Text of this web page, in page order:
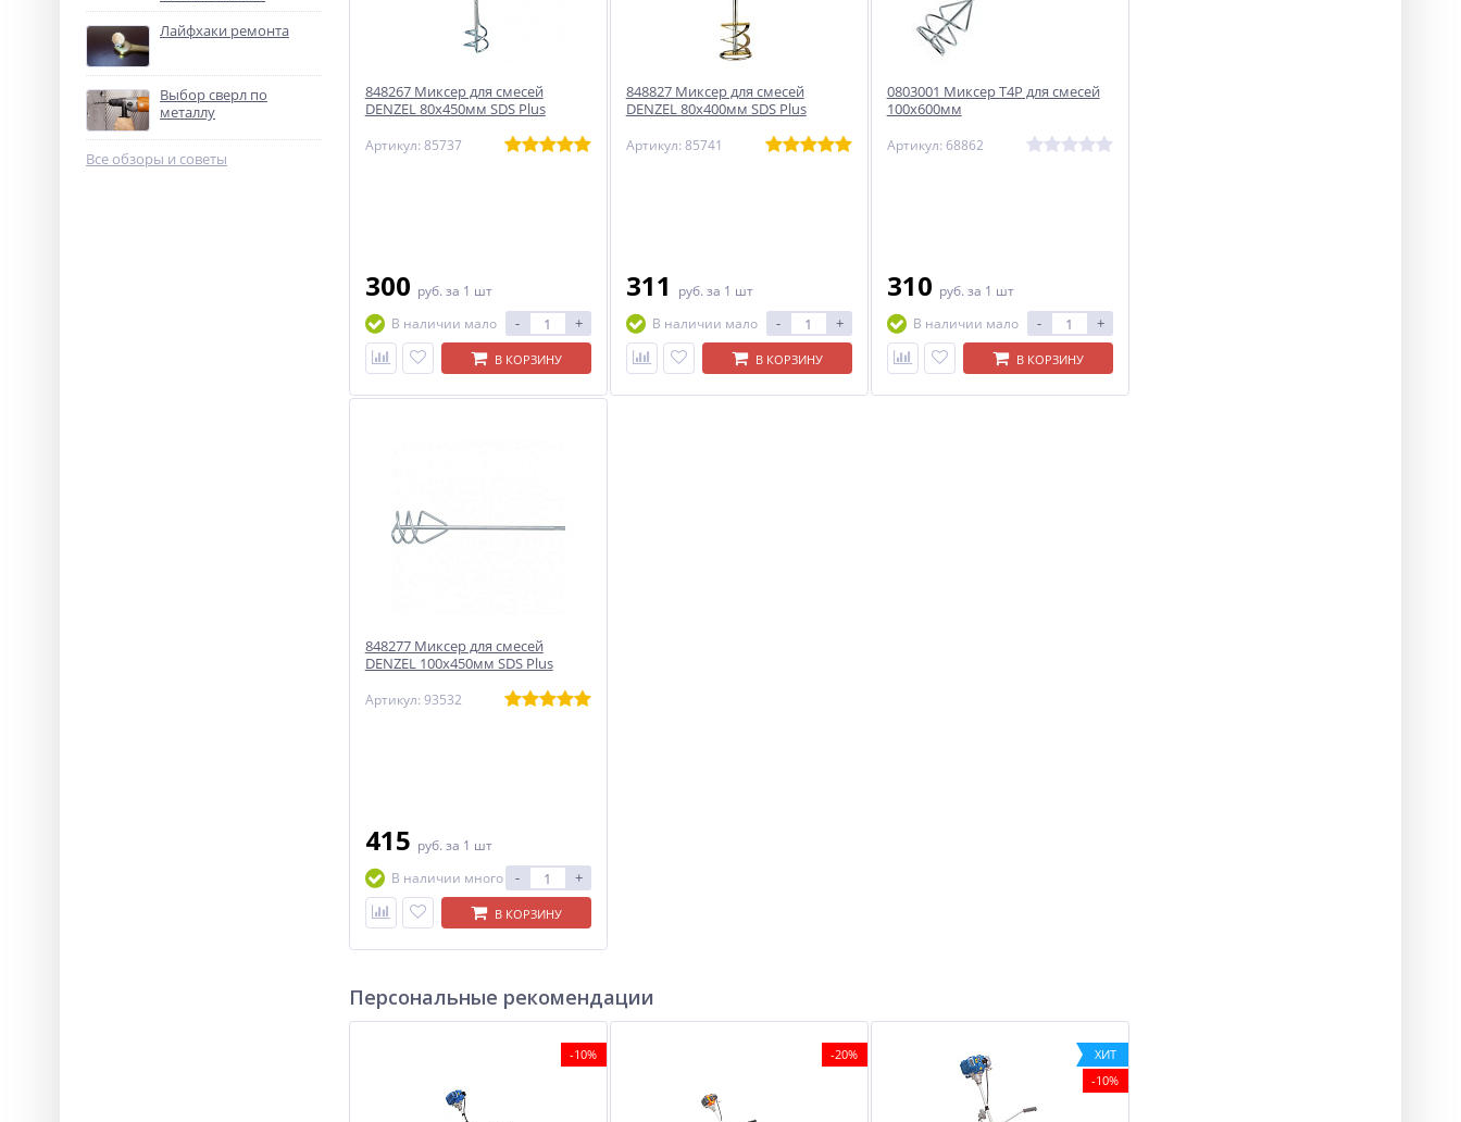
Лайфхаки ремонта
Выбор сверл по
металлу
Все обзоры и советы
848267 Миксер для смесей
DENZEL 80х450мм SDS Plus
Артикул: 85737
300 руб. за 1 шт
В наличии мало
- +
В КОРЗИНУ
848827 Миксер для смесей
DENZEL 80х400мм SDS Plus
Артикул: 85741
311 руб. за 1 шт
В наличии мало
- +
В КОРЗИНУ
0803001 Миксер T4P для смесей
100х600мм
Артикул: 68862
310 руб. за 1 шт
В наличии мало
- +
В КОРЗИНУ
848277 Миксер для смесей
DENZEL 100х450мм SDS Plus
Артикул: 93532
415 руб. за 1 шт
В наличии много
- +
В КОРЗИНУ
Персональные рекомендации
-10% -20%
ХИТ
-10%